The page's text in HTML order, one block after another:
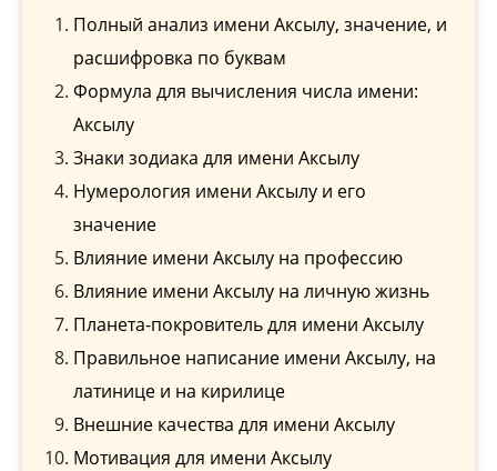
Полный анализ имени Аксылу, значение, и
расшифровка по буквам
Формула для вычисления числа имени:
Аксылу
Знаки зодиака для имени Аксылу
Нумерология имени Аксылу и его
значение
Влияние имени Аксылу на профессию
Влияние имени Аксылу на личную жизнь
Планета-покровитель для имени Аксылу
Правильное написание имени Аксылу, на
латинице и на кирилице
Внешние качества для имени Аксылу
Мотивация для имени Аксылу